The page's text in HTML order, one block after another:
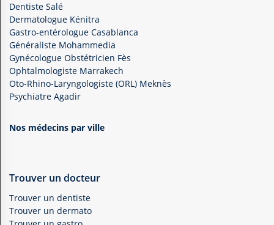
Dentiste Salé
Dermatologue Kénitra
Gastro-entérologue Casablanca
Généraliste Mohammedia
Gynécologue Obstétricien Fès
Ophtalmologiste Marrakech
Oto-Rhino-Laryngologiste (ORL) Meknès
Psychiatre Agadir
Nos médecins par ville
Trouver un docteur
Trouver un dentiste
Trouver un dermato